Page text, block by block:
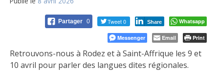
Partager 0 Tweet 0 Share Whatsapp
Messenger Email Print
Retrouvons-nous à Rodez et à Saint-Affrique les 9 et
10 avril pour parler des langues dites régionales.